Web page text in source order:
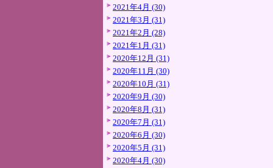
2021年4月 (30)
2021年3月 (31)
2021年2月 (28)
2021年1月 (31)
2020年12月 (31)
2020年11月 (30)
2020年10月 (31)
2020年9月 (30)
2020年8月 (31)
2020年7月 (31)
2020年6月 (30)
2020年5月 (31)
2020年4月 (30)